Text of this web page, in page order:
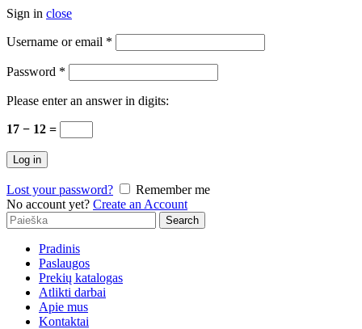
Sign in close
Username or email *
Password *
Please enter an answer in digits:
17 − 12 =
Log in
Lost your password?
Remember me
No account yet? Create an Account
Search
for:
Search
Pradinis
Paslaugos
Prekių katalogas
Atlikti darbai
Apie mus
Kontaktai